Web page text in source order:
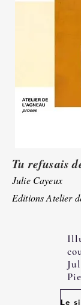
Tu refusais
Julie Cayeux
Editions Atelier